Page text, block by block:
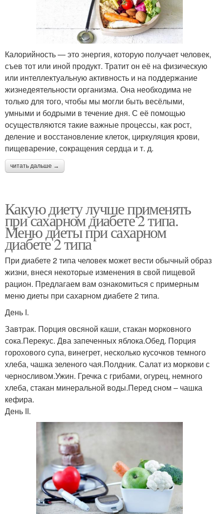
Калорийность — это энергия, которую получает человек,
съев тот или иной продукт. Тратит он её на физическую
или интеллектуальную активность и на поддержание
жизнедеятельности организма. Она необходима не
только для того, чтобы мы могли быть весёлыми,
умными и бодрыми в течение дня. С её помощью
осуществляются такие важные процессы, как рост,
деление и восстановление клеток, циркуляция крови,
пищеварение, сокращения сердца и т. д.
читать дальше →
Какую диету лучше применять
при сахарном диабете 2 типа.
Меню диеты при сахарном
диабете 2 типа
При диабете 2 типа человек может вести обычный образ
жизни, внеся некоторые изменения в свой пищевой
рацион. Предлагаем вам ознакомиться с примерным
меню диеты при сахарном диабете 2 типа.
День I.
Завтрак. Порция овсяной каши, стакан морковного
сока.Перекус. Два запеченных яблока.Обед. Порция
горохового супа, винегрет, несколько кусочков темного
хлеба, чашка зеленого чая.Полдник. Салат из моркови с
черносливом.Ужин. Гречка с грибами, огурец, немного
хлеба, стакан минеральной воды.Перед сном – чашка
кефира.
День II.